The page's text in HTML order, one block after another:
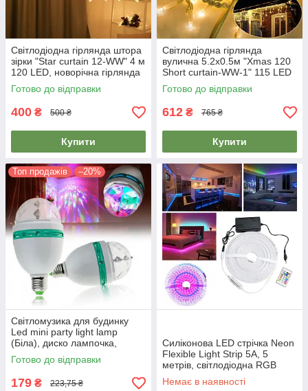
Світлодіодна гірлянда штора
зірки "Star curtain 12-WW" 4 м
120 LED, новорічна гірлянда
Теплий білий (гирлянда)
Готово до відправки
400 ₴ 500 ₴
Купити
Світлодіодна гірлянда
вулична 5.2х0.5м "Xmas 120
Short curtain-WW-1" 115 LED
Теплий білий, гірлянда
бахрома
Готово до відправки
612 ₴ 765 ₴
Купити
Топ продажів –20%
Світломузика для будинку
Led mini party light lamp
(Біла), диско лампочка,
цветомузыка для дома
Готово до відправки
179 ₴ 223,75 ₴
Силіконова LED стрічка Neon
Flexible Light Strip 5A, 5
метрів, світлодіодна RGB
стрічка | неоновая лента
Немає в наявності